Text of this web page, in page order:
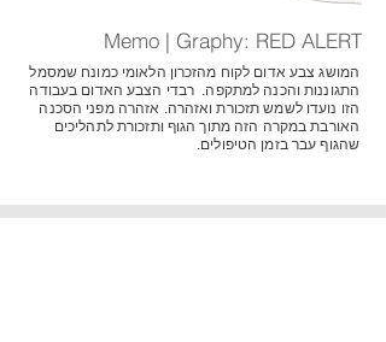
Memo | Graphy: RED ALERT
המושג צבע אדום לקוח מהזכרון הלאומי כמונח שמסמל
התגוננות והכנה למתקפה. רבדי הצבע האדום בעבודה
הזו נועדו לשמש תזכורת ואזהרה. אזהרה מפני הסכנה
האורבת במקרה הזה מתוך הגוף ותזכורת לתהליכים
שהגוף עבר בזמן הטיפולים.